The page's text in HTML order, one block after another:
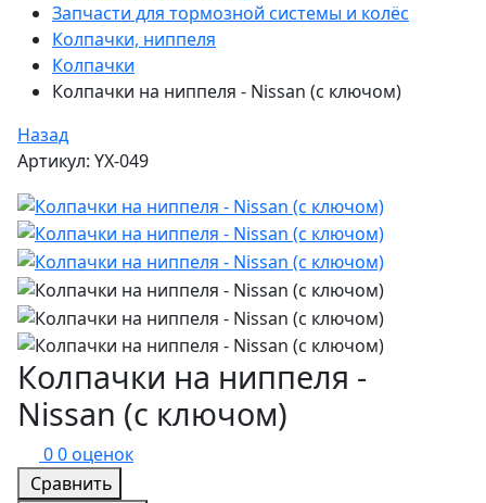
Запчасти для тормозной системы и колёс
Колпачки, ниппеля
Колпачки
Колпачки на ниппеля - Nissan (с ключом)
Назад
Артикул: YX-049
Колпачки на ниппеля -
Nissan (с ключом)
00 оценок
Сравнить